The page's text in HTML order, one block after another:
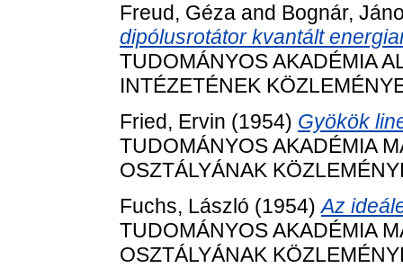
Freud, Géza and Bognár,
dipólusrotátor kvantált
TUDOMÁNYOS AKADÉMIA
INTÉZETÉNEK
Fried, Ervin (1954) Gyökök
TUDOMÁNYOS AKADÉMIA
OSZTÁLYÁNAK
Fuchs, László (1954)Az
TUDOMÁNYOS AKADÉMIA
OSZTÁLYÁNAK